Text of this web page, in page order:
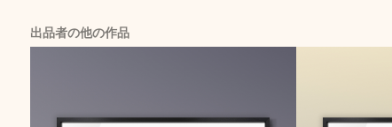
出品者の他の作品